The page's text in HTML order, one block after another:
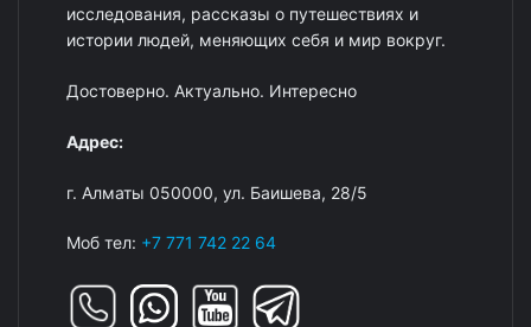
исследования, рассказы о путешествиях и
истории людей, меняющих себя и мир вокруг.
Достоверно. Актуально. Интересно
Адрес:
г. Алматы 050000, ул. Баишева, 28/5
Моб тел: +7 771 742 22 64